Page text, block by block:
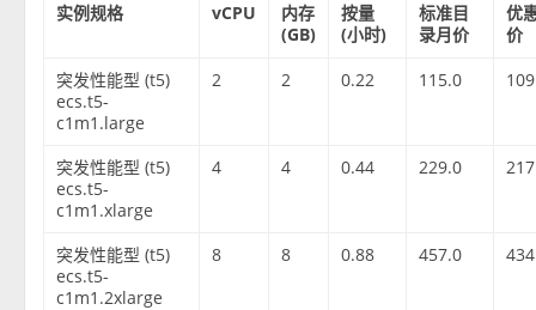
实例规格
vCPU
内存
(GB)
按量
(小时)
标准目
录月价
优
价
突发性能型 (t5)
ecs.t5-
c1m1.large
2 2 0.22 115.0
突发性能型 (t5)
ecs.t5-
c1m1.xlarge
4 4 0.44 229.0
突发性能型 (t5)
ecs.t5-
c1m1.2xlarge
8 8 0.88 457.0